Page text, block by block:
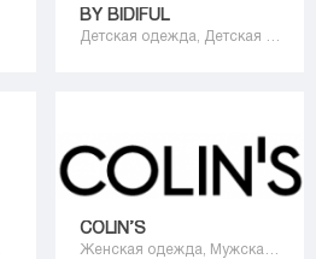
BY BIDIFUL
COLIN’S